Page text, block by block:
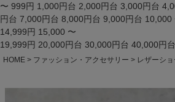
〜 999円 1,000円台 2,000円台 3,000円台
円台 7,000円台 8,000円台 9,000円台 10,000
14,999円 15,000 〜
19,999円 20,000円台 30,000円台 40,000円台
HOME ファッション・アクセサリー レザーシ